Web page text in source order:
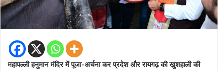
महापल्ली हनुमान मंदिर में पूजा-अर्चना कर प्रदेश और रायगढ़ की खुशहाली की